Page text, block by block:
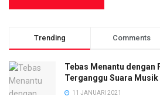
Trending Comments
Tebas Menantu dengan
Terganggu Suara Musik
11 JANUARI 2021